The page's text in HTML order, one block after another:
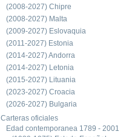
(2008-2027) Chipre
(2008-2027) Malta
(2009-2027) Eslovaquia
(2011-2027) Estonia
(2014-2027) Andorra
(2014-2027) Letonia
(2015-2027) Lituania
(2023-2027) Croacia
(2026-2027) Bulgaria
Carteras oficiales
Edad contemporanea 1789 - 2001